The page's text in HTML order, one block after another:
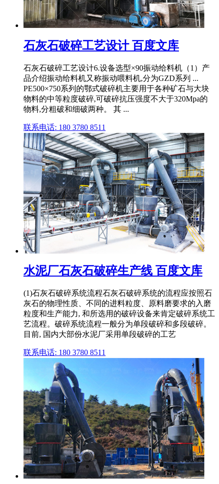
石灰石破碎工艺设计 百度文库
石灰石破碎工艺设计6.设备选型×90振动给料机（1）产
品介绍振动给料机又称振动喂料机,分为GZD系列 ...
PE500×750系列的鄂式破碎机主要用于各种矿石与大块
物料的中等粒度破碎,可破碎抗压强度不大于320Mpa的
物料,分粗破和细破两种。 其 ...
联系电话: 180 3780 8511
水泥厂石灰石破碎生产线 百度文库
(1)石灰石破碎系统流程石灰石破碎系统的流程应按照石
灰石的物理性质、不同的进料粒度、原料磨要求的入磨
粒度和生产能力, 和所选用的破碎设备来肯定破碎系统工
艺流程。破碎系统流程一般分为单段破碎和多段破碎。
目前, 国内大部份水泥厂采用单段破碎的工艺
联系电话: 180 3780 8511